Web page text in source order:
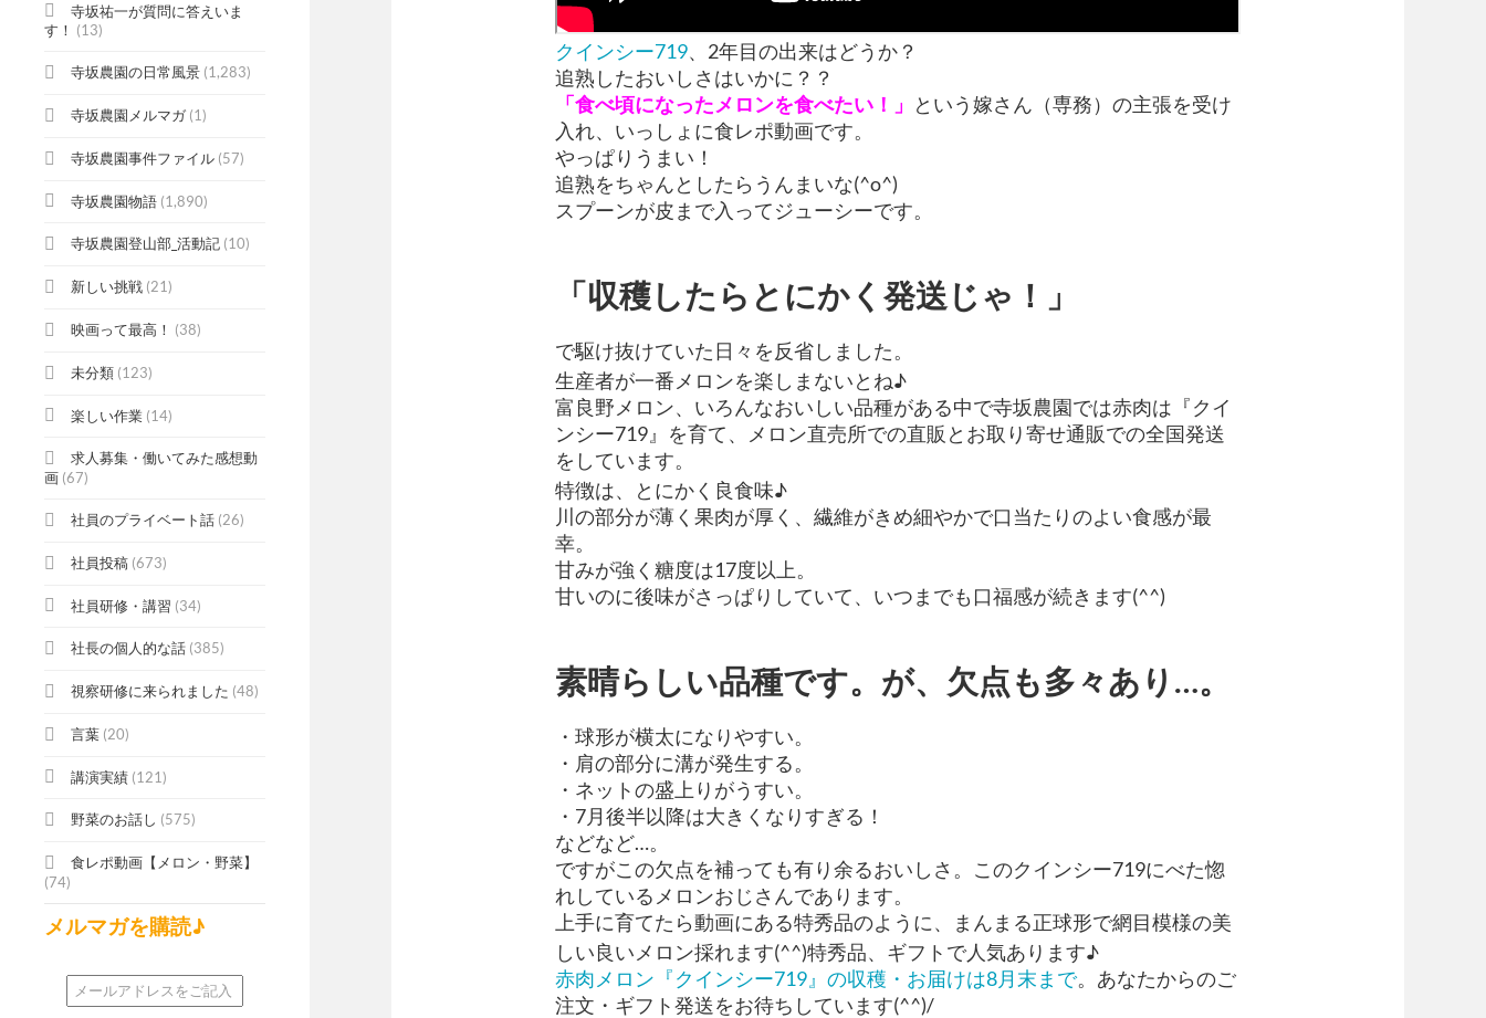
寺坂祐一が質問に答えいま
す！ (13)
寺坂農園の日常風景 (1,283)
寺坂農園メルマガ(1)
寺坂農園事件ファイル (57)
寺坂農園物語 (1,890)
寺坂農園登山部_活動記 (10)
新しい挑戦 (21)
映画って最高！ (38)
未分類 (123)
楽しい作業 (14)
求人募集・働いてみた感想動
画 (67)
社員のプライベート話 (26)
社員投稿 (673)
社員研修・講習 (34)
社長の個人的な話 (385)
視察研修に来られました (48)
言葉 (20)
講演実績 (121)
野菜のお話し (575)
食レポ動画【メロン・野菜】
(74)
メルマガを購読♪
メ
ー
ル
クインシー719、2年目の出来はどうか？
追熟したおいしさはいかに？？
「食べ頃になったメロンを食べたい！」 という嫁さん（専務）の主張を受け
入れ、いっしょに食レポ動画です。
やっぱりうまい！
追熟をちゃんとしたらうんまいな(^o^)
スプーンが皮まで入ってジューシーです。
「収穫したらとにかく発送じゃ！」
で駆け抜けていた日々を反省しました。
生産者が一番メロンを楽しまないとね♪
富良野メロン、いろんなおいしい品種がある中で寺坂農園では赤肉は『クイ
ンシー719』を育て、メロン直売所での直販とお取り寄せ通販での全国発送
をしています。
特徴は、とにかく良食味♪
川の部分が薄く果肉が厚く、繊維がきめ細やかで口当たりのよい食感が最
幸。
甘みが強く糖度は17度以上。
甘いのに後味がさっぱりしていて、いつまでも口福感が続きます(^^)
素晴らしい品種です。が、欠点も多々あり…。
・球形が横太になりやすい。
・肩の部分に溝が発生する。
・ネットの盛上りがうすい。
・7月後半以降は大きくなりすぎる！
などなど…。
ですがこの欠点を補っても有り余るおいしさ。このクインシー719にべた惚
れしているメロンおじさんであります。
上手に育てたら動画にある特秀品のように、まんまる正球形で網目模様の美
しい良いメロン採れます(^^)特秀品、ギフトで人気あります♪
赤肉メロン『クインシー719』の収穫・お届けは8月末まで。あなたからのご
注文・ギフト発送をお待ちしています(^^)/